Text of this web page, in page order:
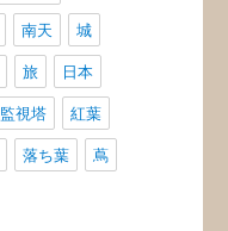
南天 城
旅 日本
監視塔 紅葉
落ち葉 蔦